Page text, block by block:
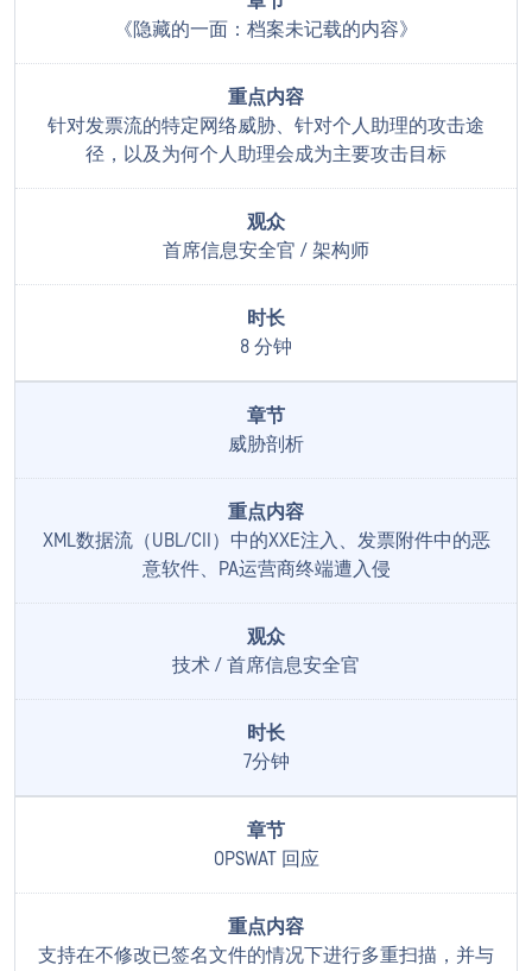
《隐藏的一面：档案未记载的内容》
针对发票流的特定网络威胁、针对个人助理的攻击途
径，以及为何个人助理会成为主要攻击目标
首席信息安全官 / 架构师
8 分钟
威胁剖析
XML数据流（UBL/CII）中的XXE注入、发票附件中的恶
意软件、PA运营商终端遭入侵
技术 / 首席信息安全官
7分钟
OPSWAT 回应
支持在不修改已签名文件的情况下进行多重扫描，并与